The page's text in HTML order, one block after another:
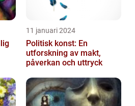
11 januari 2024
Politisk konst: En
utforskning av makt,
påverkan och uttryck